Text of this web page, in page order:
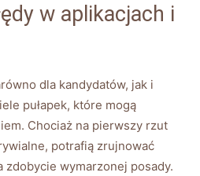
w aplikacjach i
dla kandydatów, jak i
pułapek, które mogą
Chociaż na pierwszy rzut
potrafią zrujnować
zdobycie wymarzonej posady.